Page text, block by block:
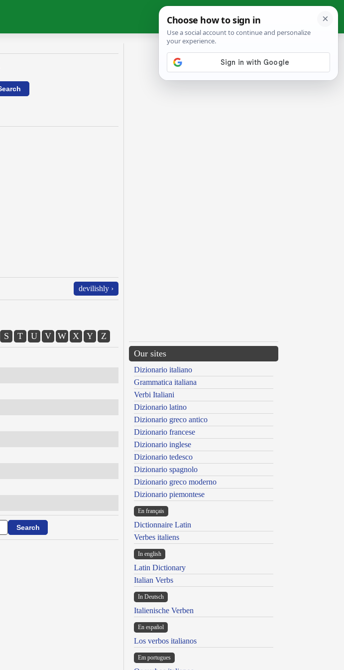
devilishly ›
S T U V W X Y Z
Our sites
Dizionario italiano
Grammatica italiana
Verbi Italiani
Dizionario latino
Dizionario greco antico
Dizionario francese
Dizionario inglese
Dizionario tedesco
Dizionario spagnolo
Dizionario greco moderno
Dizionario piemontese
En français
Dictionnaire Latin
Verbes italiens
In english
Latin Dictionary
Italian Verbs
In Deutsch
Italienische Verben
En español
Los verbos italianos
Em portugues